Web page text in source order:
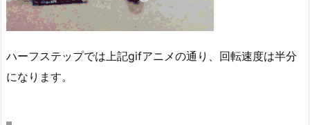
ハーフステップでは上記gifアニメの通り、回転速度は半分
になります。